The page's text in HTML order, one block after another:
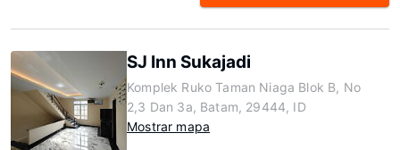
SJ Inn Sukajadi
Komplek Ruko Taman Niaga Blok B, No
2,3 Dan 3a, Batam, 29444, ID
Mostrar mapa